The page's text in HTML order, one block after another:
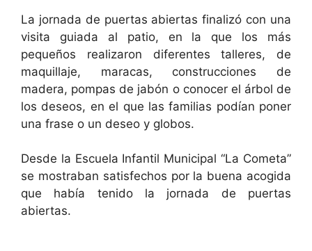
La jornada de puertas abiertas finalizó con una
visita guiada al patio, en la que los más
pequeños realizaron diferentes talleres, de
maquillaje, maracas, construcciones de
madera, pompas de jabón o conocer el árbol de
los deseos, en el que las familias podían poner
una frase o un deseo y globos.
Desde la Escuela Infantil Municipal “La Cometa”
se mostraban satisfechos por la buena acogida
que había tenido la jornada de puertas
abiertas.